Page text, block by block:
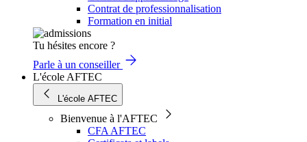
Contrat de professionnalisation
Formation en initial
Tu hésites encore ?
Parle à un conseiller
L'école AFTEC
L'école AFTEC
Bienvenue à l'AFTEC
CFA AFTEC